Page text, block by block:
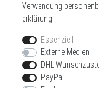
Verwendung
erklärung
Essenziell
Externe Medien
DHL
PayPal